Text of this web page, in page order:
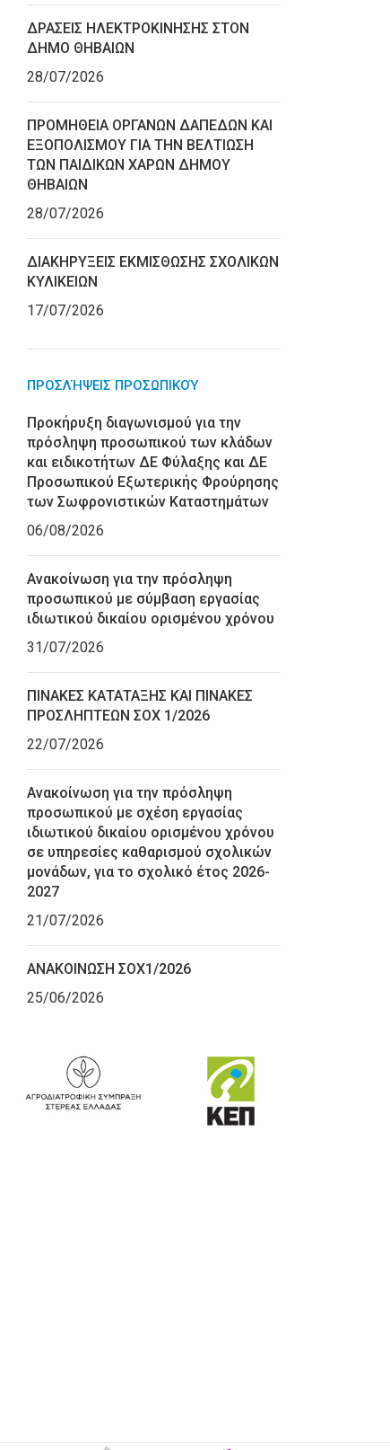
ΔΡΑΣΕΙΣ ΗΛΕΚΤΡΟΚΙΝΗΣΗΣ ΣΤΟΝ
ΔΗΜΟ ΘΗΒΑΙΩΝ
28/07/2026
ΠΡΟΜΗΘΕΙΑ ΟΡΓΑΝΩΝ ΔΑΠΕΔΩΝ ΚΑΙ
ΕΞΟΠΟΛΙΣΜΟΥ ΓΙΑ ΤΗΝ ΒΕΛΤΙΩΣΗ
ΤΩΝ ΠΑΙΔΙΚΩΝ ΧΑΡΩΝ ΔΗΜΟΥ
ΘΗΒΑΙΩΝ
28/07/2026
ΔΙΑΚΗΡΥΞΕΙΣ ΕΚΜΙΣΘΩΣΗΣ ΣΧΟΛΙΚΩΝ
ΚΥΛΙΚΕΙΩΝ
17/07/2026
ΠΡΟΣΛΉΨΕΙΣ ΠΡΟΣΩΠΙΚΟΎ
Προκήρυξη διαγωνισμού για την
πρόσληψη προσωπικού των κλάδων
και ειδικοτήτων ΔΕ Φύλαξης και ΔΕ
Προσωπικού Εξωτερικής Φρούρησης
των Σωφρονιστικών Καταστημάτων
06/08/2026
Ανακοίνωση για την πρόσληψη
προσωπικού με σύμβαση εργασίας
ιδιωτικού δικαίου ορισμένου χρόνου
31/07/2026
ΠΙΝΑΚΕΣ ΚΑΤΑΤΑΞΗΣ ΚΑΙ ΠΙΝΑΚΕΣ
ΠΡΟΣΛΗΠΤΕΩΝ ΣΟΧ 1/2026
22/07/2026
Ανακοίνωση για την πρόσληψη
προσωπικού με σχέση εργασίας
ιδιωτικού δικαίου ορισμένου χρόνου
σε υπηρεσίες καθαρισμού σχολικών
μονάδων, για το σχολικό έτος 2026-
2027
21/07/2026
ΑΝΑΚΟΙΝΩΣΗ ΣΟΧ1/2026
25/06/2026